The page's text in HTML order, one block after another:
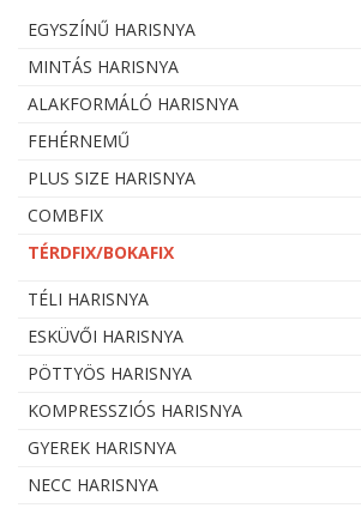
EGYSZÍNŰ HARISNYA
MINTÁS HARISNYA
ALAKFORMÁLÓ HARISNYA
FEHÉRNEMŰ
PLUS SIZE HARISNYA
COMBFIX
TÉRDFIX/BOKAFIX
TÉLI HARISNYA
ESKÜVŐI HARISNYA
PÖTTYÖS HARISNYA
KOMPRESSZIÓS HARISNYA
GYEREK HARISNYA
NECC HARISNYA